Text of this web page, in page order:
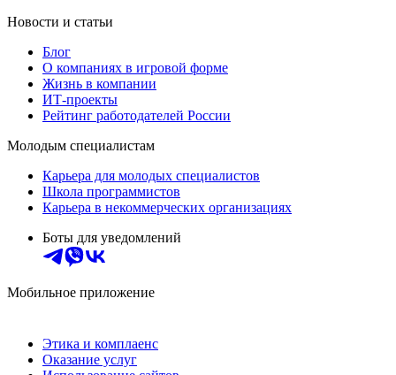
Новости и статьи
Блог
О компаниях в игровой форме
Жизнь в компании
ИТ-проекты
Рейтинг работодателей России
Молодым специалистам
Карьера для молодых специалистов
Школа программистов
Карьера в некоммерческих организациях
Боты для уведомлений
Мобильное приложение
Этика и комплаенс
Оказание услуг